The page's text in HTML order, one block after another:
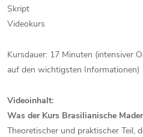
Skript
Videokurs
Kursdauer: 17 Minuten (intensiver
auf den wichtigsten Informationen)
Videoinhalt:
Was der Kurs Brasilianische
Theoretischer und praktischer Teil,